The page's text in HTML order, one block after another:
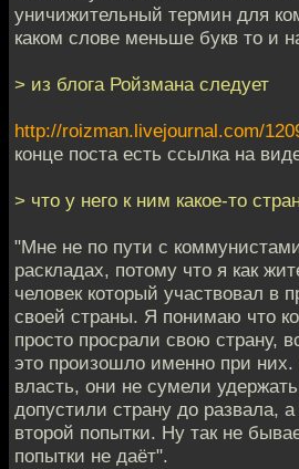
уничижительный термин для
каком слове меньше букв то и
> из блога Ройзмана следует
http://roizman.livejournal.com/
конце поста есть ссылка на
> что у него к ним какое-то
"Мне не по пути с
раскладах, потому что я как
человек который участвовал в
своей страны. Я понимаю что
просто просрали свою страну,
это произошло именно при
власть, они не сумели
допустили страну до развала,
второй попытки. Ну так не
попытки не даёт".